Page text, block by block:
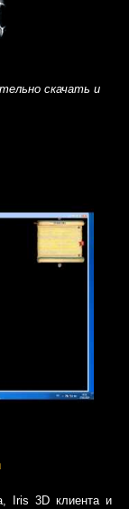
скачать и
Iris 3D клиента и